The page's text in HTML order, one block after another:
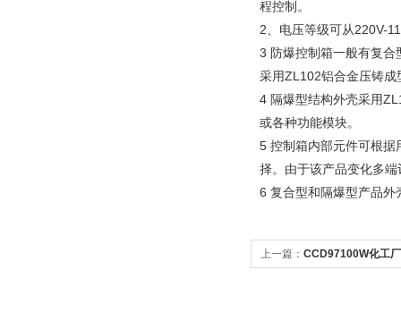
程控制。
2、电压等级可从220V-
3 防爆控制箱一般有复合
采用ZL102铝合金压铸
4 隔爆型结构外壳采用
或各种功能模块。
5 控制箱内部元件可根据
择。由于该产品变化多
6 复合型和隔爆型产品外
上一篇： CCD97100W化工